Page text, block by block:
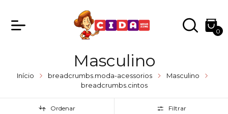
0
Masculino
Início breadcrumbs.moda-acessorios
Masculino
breadcrumbs.cintos
Ordenar Filtrar